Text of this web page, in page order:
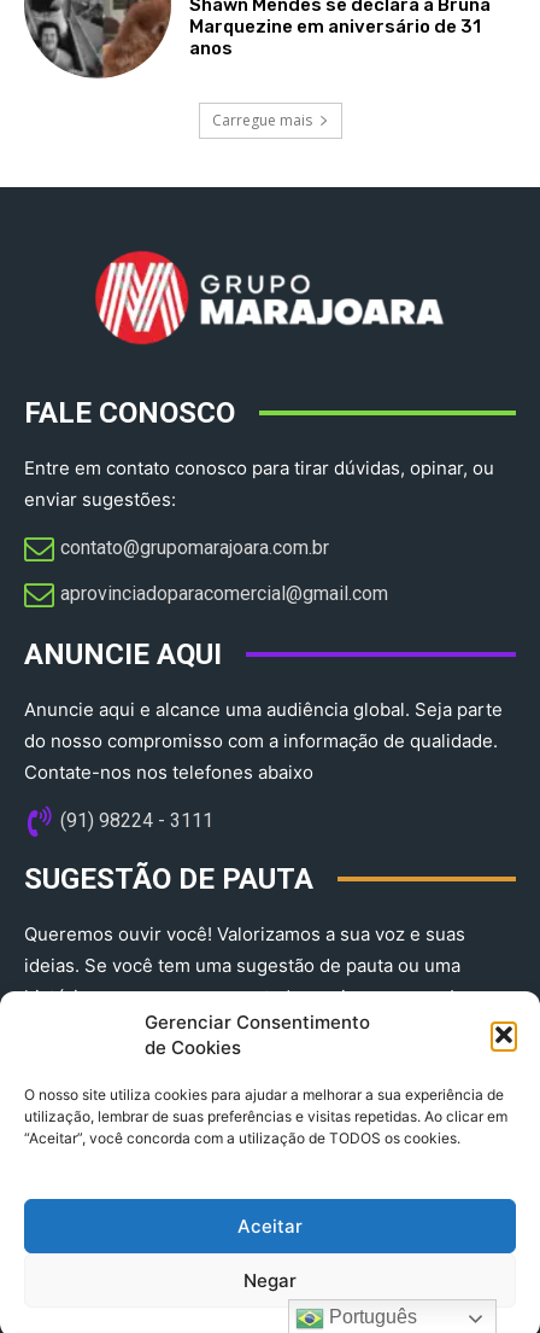
Gerenciar Consentimento
de Cookies
O nosso site utiliza cookies para ajudar a melhorar a sua experiência de
utilização, lembrar de suas preferências e visitas repetidas. Ao clicar em
“Aceitar”, você concorda com a utilização de TODOS os cookies.
Aceitar
Negar
Shawn Mendes se declara a Bruna
Marquezine em aniversário de 31
anos
Carregue mais
FALE CONOSCO
Entre em contato conosco para tirar dúvidas, opinar, ou
enviar sugestões:
contato@grupomarajoara.com.br
aprovinciadoparacomercial@gmail.com​
ANUNCIE AQUI
Anuncie aqui e alcance uma audiência global. Seja parte
do nosso compromisso com a informação de qualidade.
Contate-nos nos telefones abaixo
(91) 98224 - 3111
SUGESTÃO DE PAUTA
Queremos ouvir você! Valorizamos a sua voz e suas
ideias. Se você tem uma sugestão de pauta ou uma
história que merece ser contada, envie-nos agora!
(91) 98224 - 3111
© 2025 A Província do Pará CNPJ: 04.901.141/0001-36 End .
Trav. Quintino Bocaiuva 2301, Ed. Rogério Fernandez – Sala
2701- Cremação – CEP 66045.315
Português